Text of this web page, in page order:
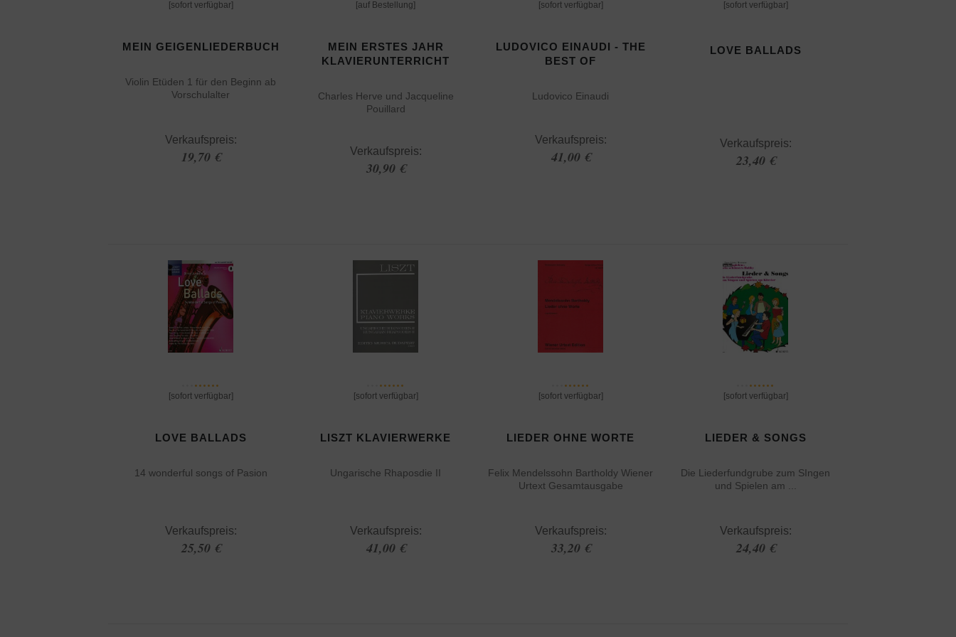
[sofort verfügbar]
MEIN GEIGENLIEDERBUCH
Violin Etüden 1 für den Beginn ab
Vorschulalter
Verkaufspreis:
19,70 €
[auf Bestellung]
MEIN ERSTES JAHR
KLAVIERUNTERRICHT
Charles Herve und Jacqueline
Pouillard
Verkaufspreis:
30,90 €
[sofort verfügbar]
LUDOVICO EINAUDI - THE
BEST OF
Ludovico Einaudi
Verkaufspreis:
41,00 €
[sofort verfügbar]
LOVE BALLADS
Verkaufspreis:
23,40 €
[sofort verfügbar]
LOVE BALLADS
14 wonderful songs of Pasion
Verkaufspreis:
25,50 €
[sofort verfügbar]
LISZT KLAVIERWERKE
Ungarische Rhaposdie II
Verkaufspreis:
41,00 €
[sofort verfügbar]
LIEDER OHNE WORTE
Felix Mendelssohn Bartholdy Wiener
Urtext Gesamtausgabe
Verkaufspreis:
33,20 €
[sofort verfügbar]
LIEDER & SONGS
Die Liederfundgrube zum SIngen
und Spielen am ...
Verkaufspreis:
24,40 €